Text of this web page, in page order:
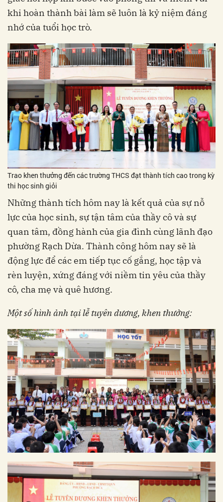
khi hoàn thành bài làm sẽ luôn là kỷ niệm đáng
nhớ của tuổi học trò.
Trao khen thưởng đến các trường THCS đạt thành tích cao trong kỳ
thi học sinh giỏi
Những thành tích hôm nay là kết quả của sự nỗ
lực của học sinh, sự tận tâm của thầy cô và sự
quan tâm, đồng hành của gia đình cùng lãnh đạo
phường Rạch Dừa. Thành công hôm nay sẽ là
động lực để các em tiếp tục cố gắng, học tập và
rèn luyện, xứng đáng với niềm tin yêu của thầy
cô, cha mẹ và quê hương.
Một số hình ảnh tại lễ tuyên dương, khen thưởng: